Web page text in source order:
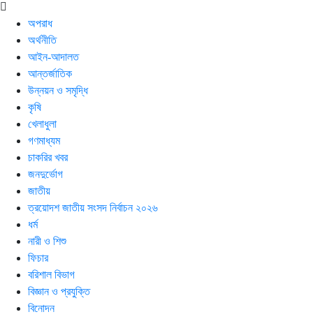
অপরাধ
অর্থনীতি
আইন-আদালত
আন্তর্জাতিক
উন্নয়ন ও সমৃদ্ধি
কৃষি
খেলাধুলা
গণমাধ্যম
চাকরির খবর
জনদুর্ভোগ
জাতীয়
ত্রয়োদশ জাতীয় সংসদ নির্বাচন ২০২৬
ধর্ম
নারী ও শিশু
ফিচার
বরিশাল বিভাগ
বিজ্ঞান ও প্রযুক্তি
বিনোদন